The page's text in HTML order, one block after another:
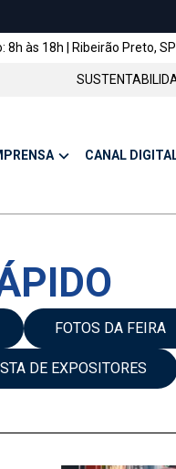
8h às 18h | Ribeirão Preto,
CANAL
FOTOS DA FEIRA
DE EXPOSITORES